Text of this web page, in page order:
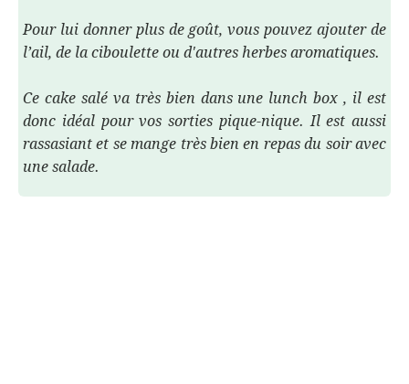
Pour lui donner plus de goût, vous pouvez ajouter de
l’ail, de la ciboulette ou d'autres herbes aromatiques.
Ce cake salé va très bien dans une lunch box , il est
donc idéal pour vos sorties pique-nique. Il est aussi
rassasiant et se mange très bien en repas du soir avec
une salade.